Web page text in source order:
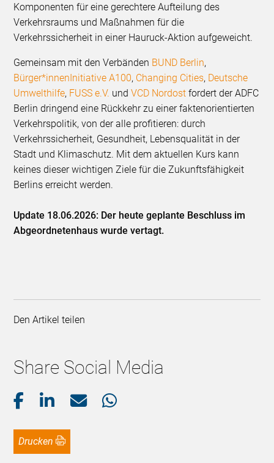
Komponenten für eine gerechtere Aufteilung des
Verkehrsraums und Maßnahmen für die
Verkehrssicherheit in einer Hauruck-Aktion aufgeweicht.
Gemeinsam mit den Verbänden BUND Berlin,
Bürger*innenInitiative A100, Changing Cities, Deutsche
Umwelthilfe, FUSS e.V. undVCD Nordost fordert der ADFC
Berlin dringend eine Rückkehr zu einer faktenorientierten
Verkehrspolitik, von der alle profitieren: durch
Verkehrssicherheit, Gesundheit, Lebensqualität in der
Stadt und Klimaschutz. Mit dem aktuellen Kurs kann
keines dieser wichtigen Ziele für die Zukunftsfähigkeit
Berlins erreicht werden.
Update 18.06.2026: Der heute geplante Beschluss im
Abgeordnetenhaus wurde vertagt.
Den Artikel teilen
Share Social Media
Drucken